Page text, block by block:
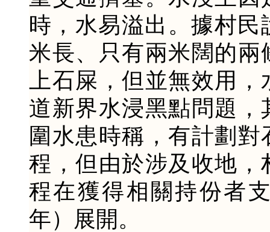
時，水易溢出。據村
米長、只有兩米闊的
上石屎，但並無效用
道新界水浸黑點問題
圍水患時稱，有計劃
程，但由於涉及收地
程在獲得相關持份者
年）展開。